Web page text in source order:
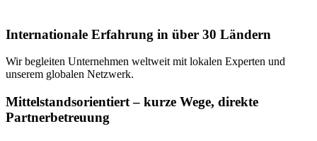
Internationale Erfahrung in über 30 Ländern
Wir begleiten Unternehmen weltweit mit lokalen Experten und
unserem globalen Netzwerk.
Mittelstands­orientiert – kurze Wege, direkte
Partnerbetreuung